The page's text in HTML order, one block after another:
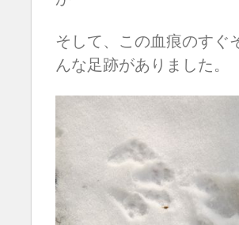
そして、この血痕のすぐ
んな足跡がありました。